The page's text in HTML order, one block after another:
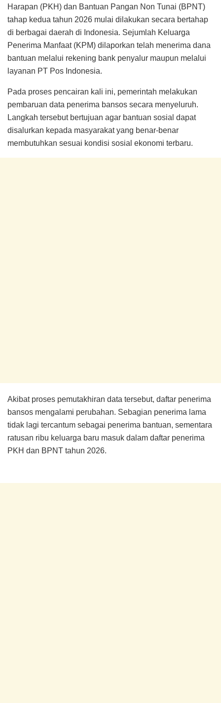
Harapan (PKH) dan Bantuan Pangan Non Tunai (BPNT)
tahap kedua tahun 2026 mulai dilakukan secara bertahap
di berbagai daerah di Indonesia. Sejumlah Keluarga
Penerima Manfaat (KPM) dilaporkan telah menerima dana
bantuan melalui rekening bank penyalur maupun melalui
layanan PT Pos Indonesia.
Pada proses pencairan kali ini, pemerintah melakukan
pembaruan data penerima bansos secara menyeluruh.
Langkah tersebut bertujuan agar bantuan sosial dapat
disalurkan kepada masyarakat yang benar-benar
membutuhkan sesuai kondisi sosial ekonomi terbaru.
Akibat proses pemutakhiran data tersebut, daftar penerima
bansos mengalami perubahan. Sebagian penerima lama
tidak lagi tercantum sebagai penerima bantuan, sementara
ratusan ribu keluarga baru masuk dalam daftar penerima
PKH dan BPNT tahun 2026.